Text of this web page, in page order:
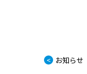
< お知らせ